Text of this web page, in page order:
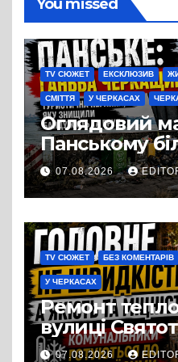
You missed
TV СЮЖЕТ ЕКСКЛЮЗИВ
СМІТТЯ У ЧЕРКАСАХ
Оглядовий
Панському
07.08.2026
TV СЮЖЕТ БЕЗ КОМЕНТАРІВ
У ЧЕРКАСАХ
Ремонт
вулиці
затягнувся
07.08.2026